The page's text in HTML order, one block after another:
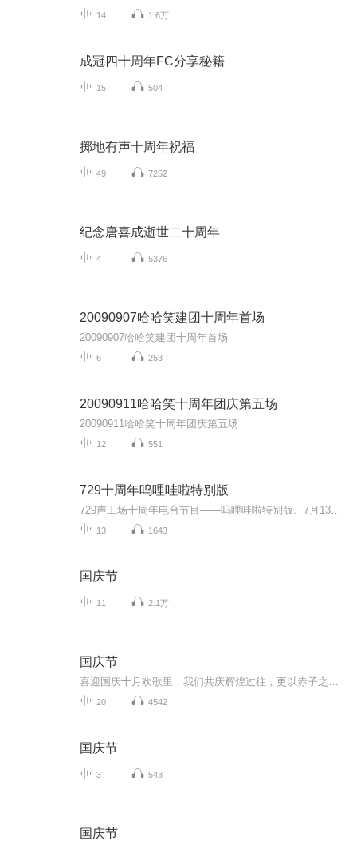
14 1.6万
成冠四十周年FC分享秘籍
15 504
掷地有声十周年祝福
49 7252
纪念唐喜成逝世二十周年
4 5376
20090907哈哈笑建团十周年首场
20090907哈哈笑建团十周年首场
6 253
20090911哈哈笑十周年团庆第五场
20090911哈哈笑十周年团庆第五场
12 551
729十周年呜哩哇啦特别版
13 1643
国庆节
11 2.1万
国庆节
20 4542
国庆节
3 543
国庆节